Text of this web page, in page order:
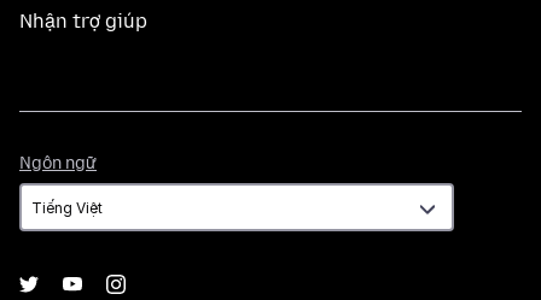
Nhận trợ giúp
Ngôn ngữ
ngữ